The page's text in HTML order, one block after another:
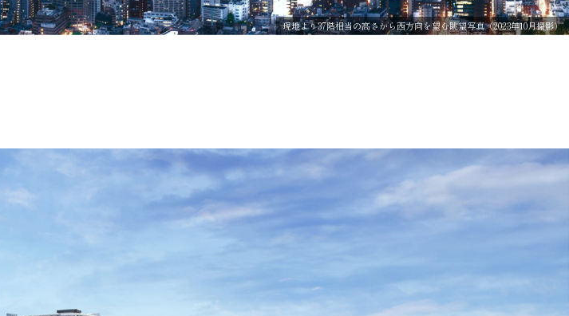
現地より37階相当の高さから西方向を望む眺望写真（2023年10月撮影）